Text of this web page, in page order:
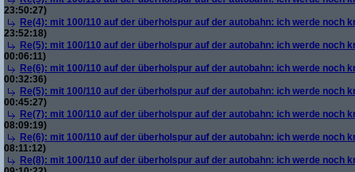
23:50:27)
Re(4): mit 100/110 auf der überholspur auf der autobahn: ich werde noch
23:52:18)
Re(5): mit 100/110 auf der überholspur auf der autobahn: ich werde noch
00:06:11)
Re(6): mit 100/110 auf der überholspur auf der autobahn: ich werde noch
00:32:36)
Re(5): mit 100/110 auf der überholspur auf der autobahn: ich werde noch
00:45:27)
Re(7): mit 100/110 auf der überholspur auf der autobahn: ich werde noch
08:09:19)
Re(6): mit 100/110 auf der überholspur auf der autobahn: ich werde noch
08:11:12)
Re(8): mit 100/110 auf der überholspur auf der autobahn: ich werde noch